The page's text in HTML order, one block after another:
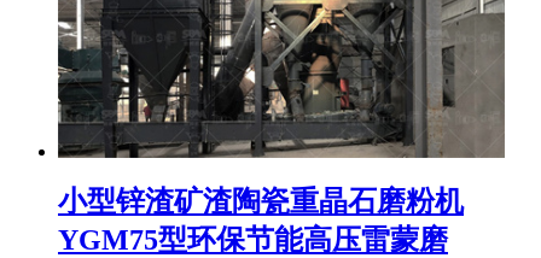
小型锌渣矿渣陶瓷重晶石磨粉机
YGM75型环保节能高压雷蒙磨